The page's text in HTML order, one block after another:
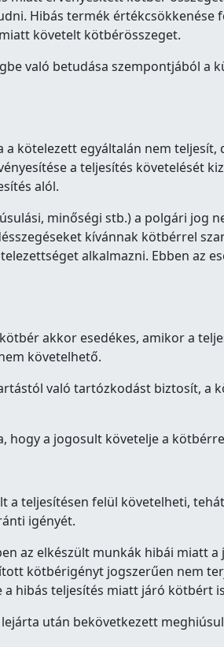
Hibás termék
követelt kötbérösszeget.
való betudása szempontjából a
kötelezett egyáltalán nem
a teljesítés követelését
alól.
minőségi stb.) a polgári jog
kívánnak kötbérrel
alkalmazni. Ebben az
akkor esedékes, amikor a
követelhető.
való tartózkodást biztosít, a
hogy a jogosult követelje a
teljesítésen felül követelheti,
igényét.
az elkészült munkák hibái miatt
kötbérigényt jogszerűen nem
hibás teljesítés miatt járó kötbért
után bekövetkezett